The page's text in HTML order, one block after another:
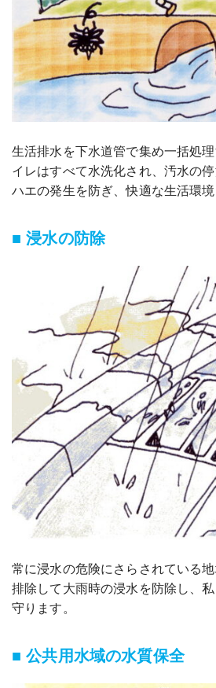
生活排水を下水道管で集め一括処
イレはすべて水洗化され、汚水の
ハエの発生を防ぎ、快適な生活環境
■ 浸水の防除
常に浸水の危険にさらされている
排除して大雨時の浸水を防除し、
守ります。
■ 公共用水域の水質保全